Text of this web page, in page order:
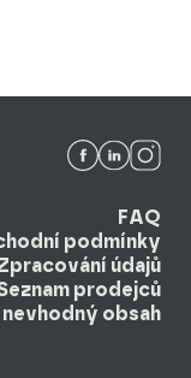
FAQ
podmínky
údajů
prodejců
nevhodný obsah